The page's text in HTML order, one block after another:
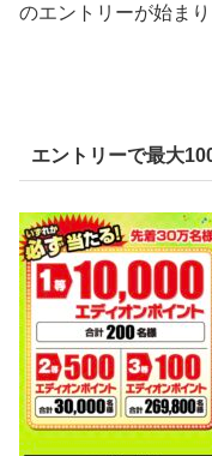
のエントリーが始まり
エントリーで最大